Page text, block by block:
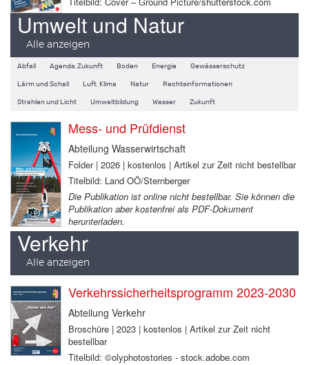
Umwelt und Natur
Alle anzeigen
Abfall Agenda.Zukunft Boden Energie Gewässerschutz
Lärm und Schall Luft, Klima Natur Rechtsinformationen
Strahlen und Licht Umweltbildung Wasser Zukunft
Mess- und Prüfdienst
Abteilung Wasserwirtschaft
Folder | 2026 | kostenlos | Artikel zur Zeit nicht bestellbar
Titelbild: Land OÖ/Sternberger
Die Publikation ist online nicht bestellbar. Sie können die
Publikation aber kostenfrei als PDF-Dokument
herunterladen.
Verkehr
Alle anzeigen
Verkehrssicherheitsprogramm 2023-2030
Abteilung Verkehr
Broschüre | 2023 | kostenlos | Artikel zur Zeit nicht
bestellbar
Titelbild: ©olyphotostories - stock.adobe.com